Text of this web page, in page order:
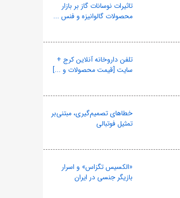
تاثیرات نوسانات گاز بر بازار
محصولات گالوانیزه و فنس ...
تلفن داروخانه آنلاین کرج +
سایت [قیمت محصولات و ...]
خطاهای تصمیم‌گیری، مبتنی‌بر
تمثیل فوتبالی
«الکسیس تگزاس» و اسرار
بازیگر جنسی در ایران